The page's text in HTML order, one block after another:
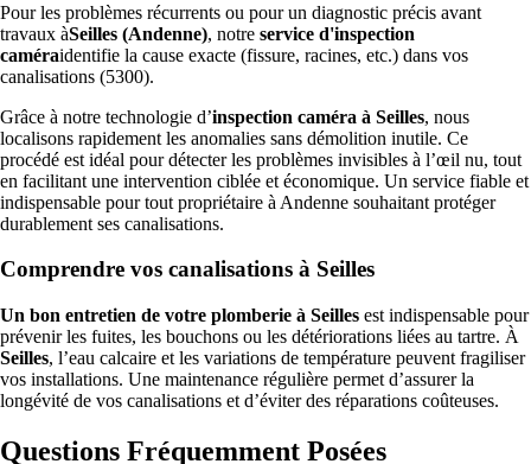
Pour les problèmes récurrents ou pour un diagnostic précis avant
travaux àSeilles (Andenne), notre service d'inspection
caméraidentifie la cause exacte (fissure, racines, etc.) dans vos
canalisations (5300).
Grâce à notre technologie d’inspection caméra à Seilles, nous
localisons rapidement les anomalies sans démolition inutile. Ce
procédé est idéal pour détecter les problèmes invisibles à l’œil nu, tout
en facilitant une intervention ciblée et économique. Un service fiable et
indispensable pour tout propriétaire à Andenne souhaitant protéger
durablement ses canalisations.
Comprendre vos canalisations à Seilles
Un bon entretien de votre plomberie à Seilles est indispensable pour
prévenir les fuites, les bouchons ou les détériorations liées au tartre. À
Seilles, l’eau calcaire et les variations de température peuvent fragiliser
vos installations. Une maintenance régulière permet d’assurer la
longévité de vos canalisations et d’éviter des réparations coûteuses.
Questions Fréquemment Posées